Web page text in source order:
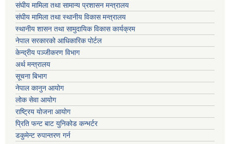
संघीय मामिला तथा सामान्य प्रशासन मन्त्रालय
संघीय मामिला तथा स्थानीय विकास मन्त्रालय
स्थानीय शासन तथा सामुदायिक विकास कार्यक्रम
नेपाल सरकारको आधिकारिक पोर्टल
केन्द्रीय पञ्जीकरण विभाग
अर्थ मन्त्रालय
सूचना बिभाग
नेपाल कानुन आयोग
लोक सेवा आयोग
राष्ट्रिय योजना आयोग
प्रिति फन्ट बाट युनिकोड कन्भर्टर
डकुमेन्ट रुपान्तरण गर्न